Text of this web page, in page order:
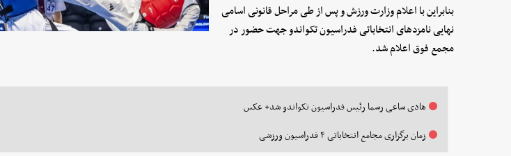
بنابراین با اعلام وزارت ورزش و پس از طی مراحل قانونی اسامی
نهایی نامزدهای انتخاباتی فدراسیون تکواندو جهت حضور در
مجمع فوق اعلام شد.
هادی ساعی رسما رئیس فدراسیون تکواندو شد+ عکس
زمان برگزاری مجامع انتخاباتی ۴ فدراسیون ورزشی